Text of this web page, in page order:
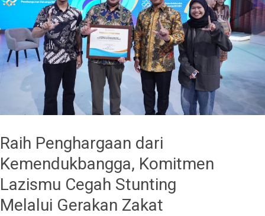
Raih Penghargaan dari
Kemendukbangga, Komitmen
Lazismu Cegah Stunting
Melalui Gerakan Zakat